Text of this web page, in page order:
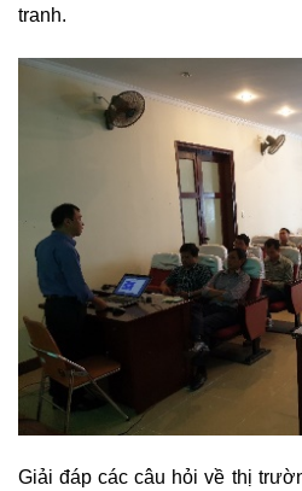
tranh.
Giải đáp các câu hỏi về thị